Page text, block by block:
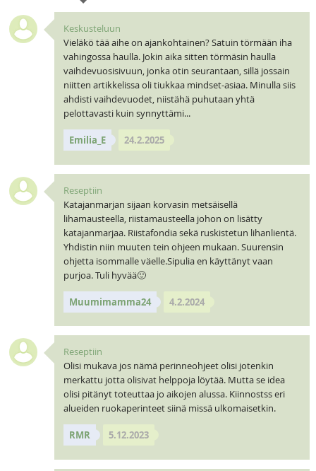
Keskusteluun
Vieläkö tää aihe on ajankohtainen? Satuin törmään iha
vahingossa haulla. Jokin aika sitten törmäsin haulla
vaihdevuosisivuun, jonka otin seurantaan, sillä jossain
niitten artikkelissa oli tiukkaa mindset-asiaa. Minulla siis
ahdisti vaihdevuodet, niistähä puhutaan yhtä
pelottavasti kuin synnyttämi...
Emilia_E 24.2.2025
Reseptiin
Katajanmarjan sijaan korvasin metsäisellä
lihamausteella, riistamausteella johon on lisätty
katajanmarjaa. Riistafondia sekä ruskistetun lihanlientä.
Yhdistin niin muuten tein ohjeen mukaan. Suurensin
ohjetta isommalle väelle.Sipulia en käyttänyt vaan
purjoa. Tuli hyvää🙂
Muumimamma24 4.2.2024
Reseptiin
Olisi mukava jos nämä perinneohjeet olisi jotenkin
merkattu jotta olisivat helppoja löytää. Mutta se idea
olisi pitänyt toteuttaa jo aikojen alussa. Kiinnostss eri
alueiden ruokaperinteet siinä missä ulkomaisetkin.
RMR 5.12.2023